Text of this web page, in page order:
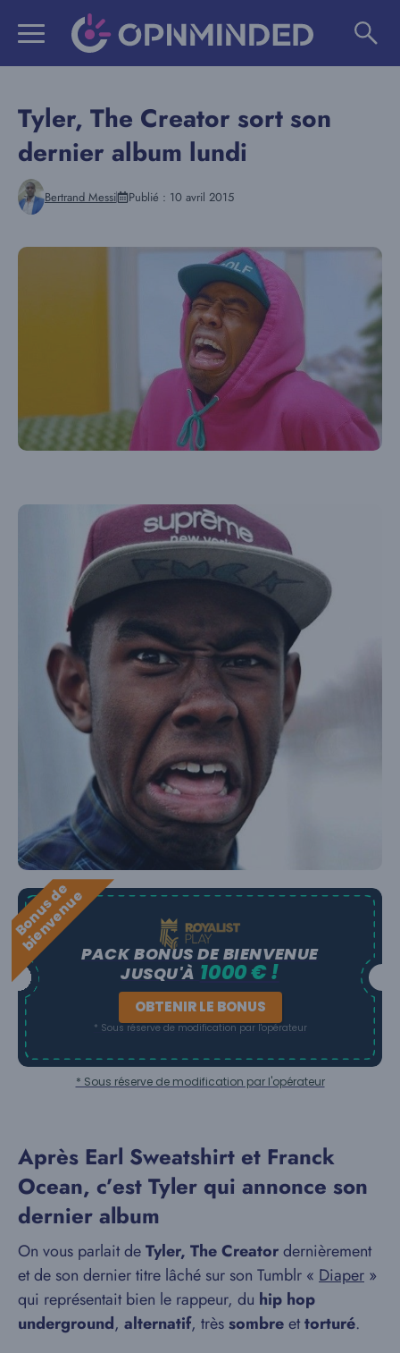
Tyler, The Creator sort son
dernier album lundi
Bertrand Messi Publié : 10 avril 2015
B
o
n
u
s
d
e
b
i
e
n
v
e
n
u
ePACK BONUS DE BIENVENUE
JUSQU'À 1000 € !
OBTENIR LE BONUS
* Sous réserve de modification par l'opérateur
* Sous réserve de modification par l'opérateur
Après Earl Sweatshirt et Franck
Ocean, c’est Tyler qui annonce son
dernier album
On vous parlait deTyler, The Creatordernièrement
et de son dernier titre lâché sur son Tumblr « Diaper »
qui représentait bien le rappeur, du hip hop
underground, alternatif, trèssombreettorturé.